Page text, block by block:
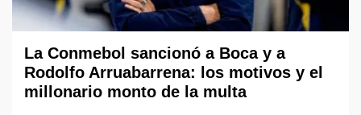
La Conmebol sancionó a Boca y a
Rodolfo Arruabarrena: los motivos y el
millonario monto de la multa